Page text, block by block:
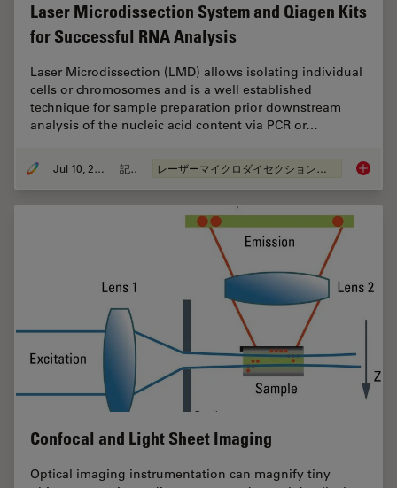
Laser Microdissection System and Qiagen Kits
for Successful RNA Analysis
Laser Microdissection (LMD) allows isolating individual
cells or chromosomes and is a well established
technique for sample preparation prior downstream
analysis of the nucleic acid content via PCR or…
Jul 10, 2015 記事 レーザーマイクロダイセクション（LMD）
Confocal and Light Sheet Imaging
Optical imaging instrumentation can magnify tiny